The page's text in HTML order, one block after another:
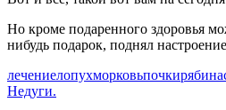
Но кроме подаренного здоровья
нибудь подарок, поднял
лечениелопухморковьпочкирябина
Недуги.